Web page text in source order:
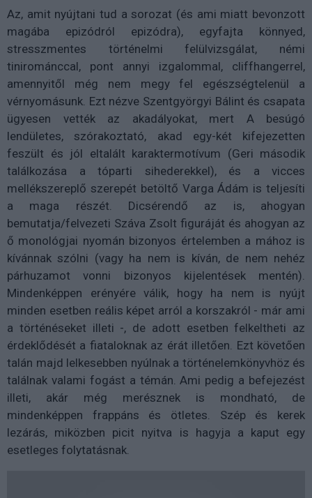
Az, amit nyújtani tud a sorozat (és ami miatt bevonzott
magába epizódról epizódra), egyfajta könnyed,
stresszmentes történelmi felülvizsgálat, némi
tinirománccal, pont annyi izgalommal, cliffhangerrel,
amennyitől még nem megy fel egészségtelenül a
vérnyomásunk. Ezt nézve Szentgyörgyi Bálint és csapata
ügyesen vették az akadályokat, mert A besúgó
lendületes, szórakoztató, akad egy-két kifejezetten
feszült és jól eltalált karaktermotívum (Geri második
találkozása a tóparti sihederekkel), és a vicces
mellékszereplő szerepét betöltő Varga Ádám is teljesíti
a maga részét. Dicsérendő az is, ahogyan
bemutatja/felvezeti Száva Zsolt figuráját és ahogyan az
ő monológjai nyomán bizonyos értelemben a mához is
kívánnak szólni (vagy ha nem is kíván, de nem nehéz
párhuzamot vonni bizonyos kijelentések mentén).
Mindenképpen erényére válik, hogy ha nem is nyújt
minden esetben reális képet arról a korszakról - már ami
a történéseket illeti -, de adott esetben felkeltheti az
érdeklődését a fiataloknak az érát illetően. Ezt követően
talán majd lelkesebben nyúlnak a történelemkönyvhöz és
találnak valami fogást a témán. Ami pedig a befejezést
illeti, akár még merésznek is mondható, de
mindenképpen frappáns és ötletes. Szép és kerek
lezárás, miközben picit nyitva is hagyja a kaput egy
esetleges folytatásnak.